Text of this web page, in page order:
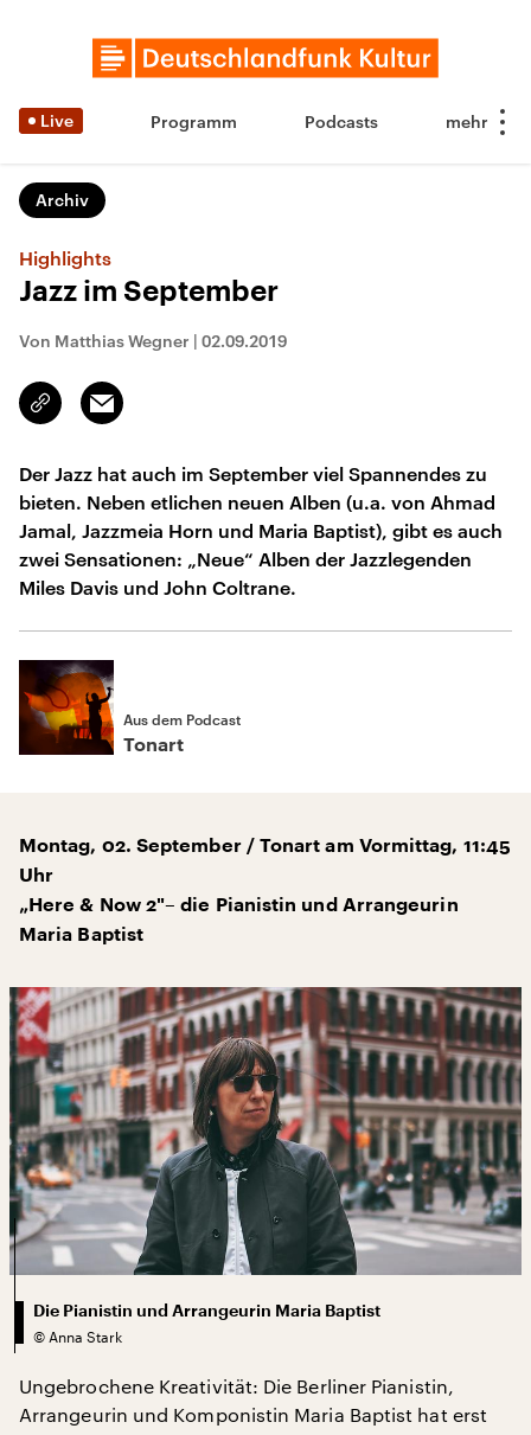
Live Programm Podcasts
Archiv
Highlights
Jazz im September
Von Matthias Wegner | 02.09.2019
Link
kopieren/teilen
Email
Der Jazz hat auch im September viel Spannendes zu
bieten. Neben etlichen neuen Alben (u.a. von Ahmad
Jamal, Jazzmeia Horn und Maria Baptist), gibt es auch
zwei Sensationen: „Neue“ Alben der Jazzlegenden
Miles Davis und John Coltrane.
Aus dem Podcast
Tonart
Montag, 02. September / Tonart am Vormittag, 11:45
Uhr
„Here & Now 2"– die Pianistin und Arrangeurin
Maria Baptist
Die Pianistin und Arrangeurin Maria Baptist
© Anna Stark
Ungebrochene Kreativität: Die Berliner Pianistin,
Arrangeurin und Komponistin Maria Baptist hat erst